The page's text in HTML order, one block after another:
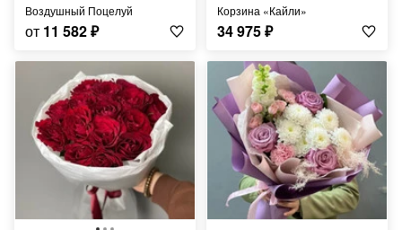
Воздушный Поцелуй
от 11 582₽
Корзина «Кайли»
34 975₽